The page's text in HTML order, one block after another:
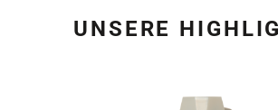
UNSERE